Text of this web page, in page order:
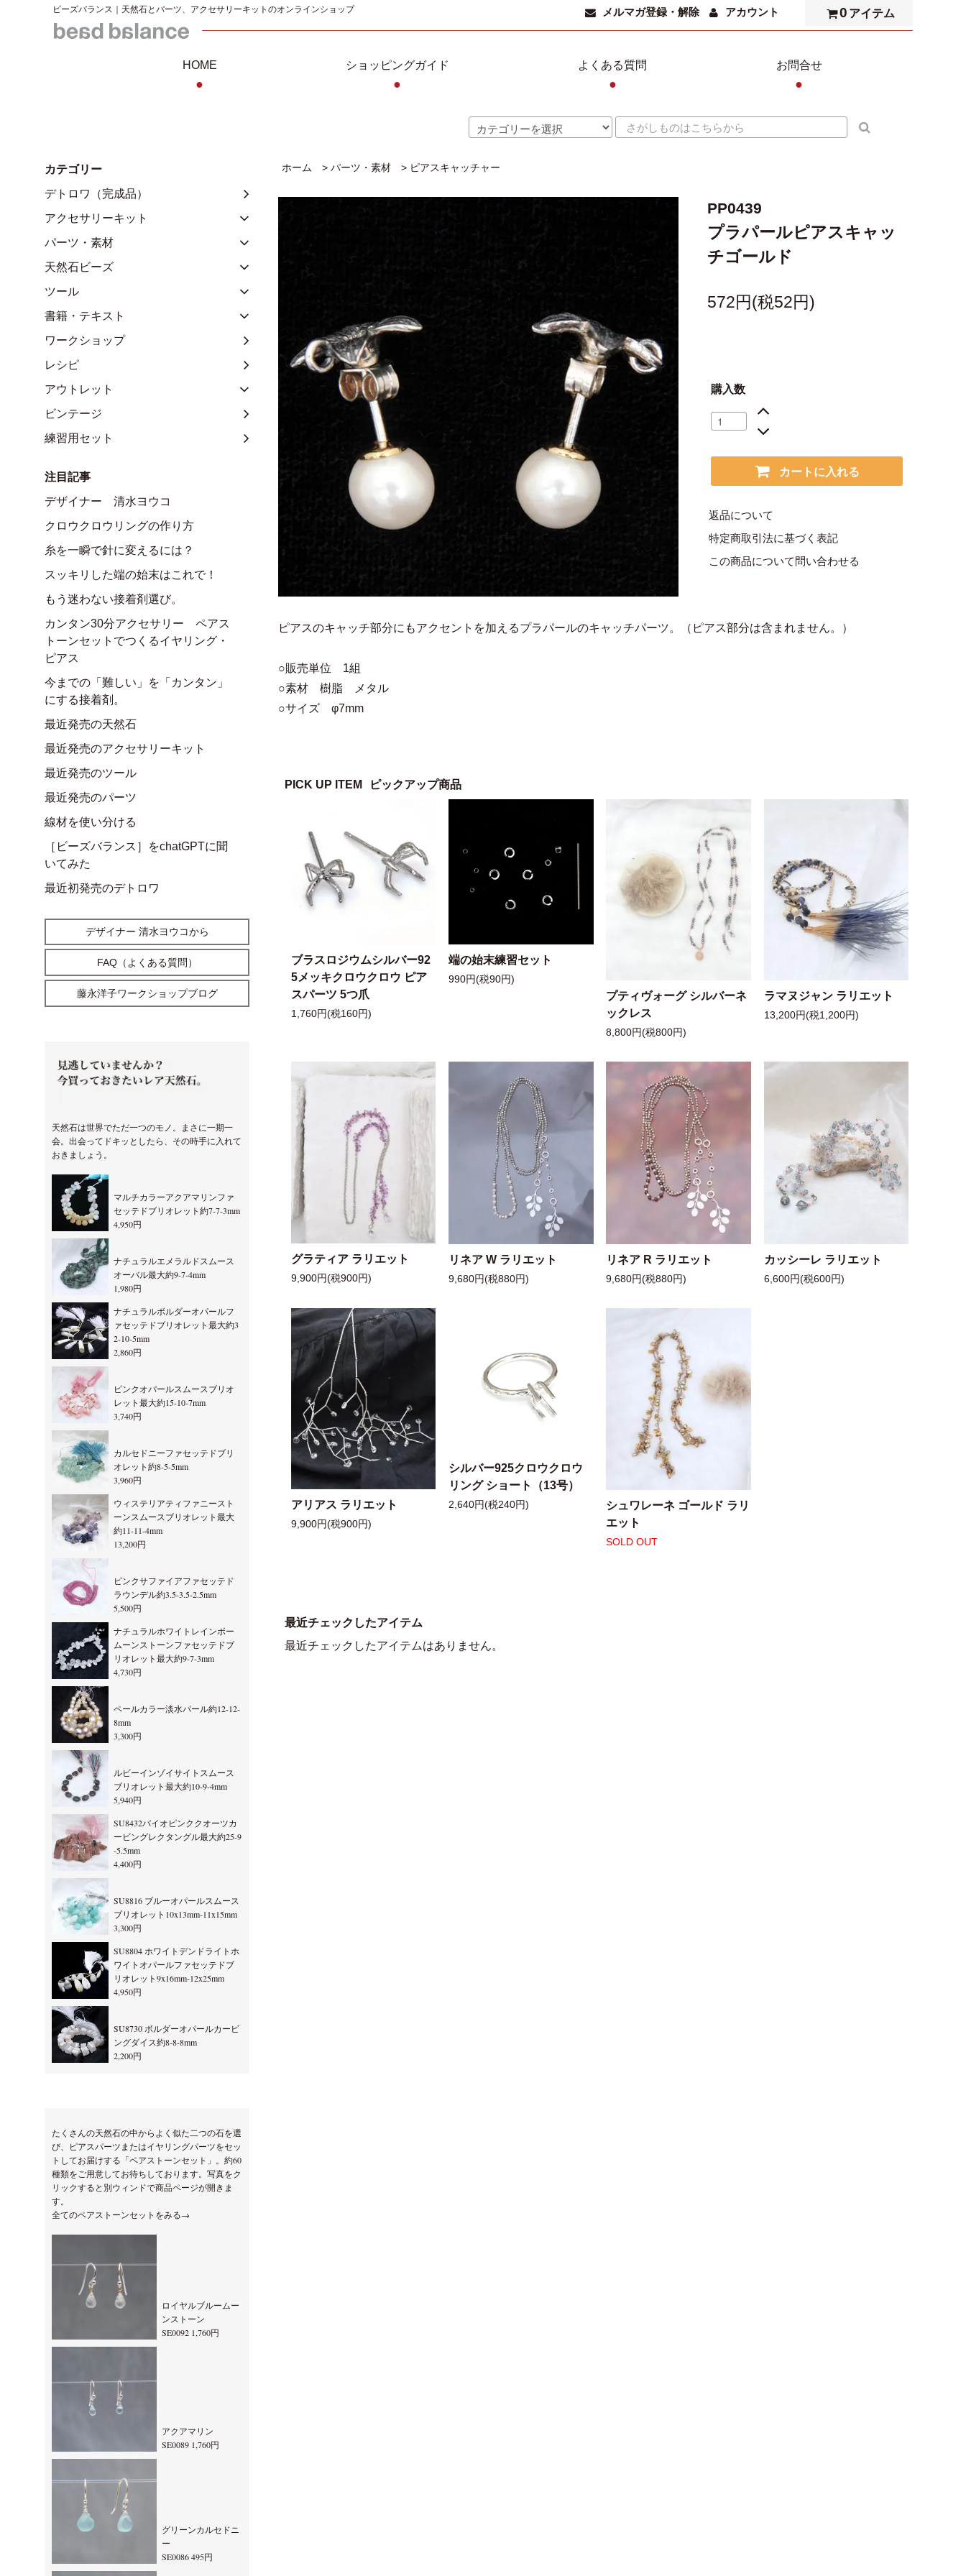
ビーズバランス｜天然石とパーツ、アクセサリーキットのオンラインショップ メルマガ登録・解除 アカウント 0 アイテム
HOME
●
ショッピングガイド
●
よくある質問
●
お問合せ
●
ホーム > パーツ・素材 > ピアスキャッチャー
PP0439
プラパールピアスキャッ
チゴールド
572円(税52円)
購入数
カートに入れる
返品について
特定商取引法に基づく表記
この商品について問い合わせる
ピアスのキャッチ部分にもアクセントを加えるプラパールのキャッチパーツ。（ピアス部分は含まれません。）
○販売単位 1組
○素材 樹脂 メタル
○サイズ φ7mm
PICK UP ITEM ピックアップ商品
ブラスロジウムシルバー92
5メッキクロウクロウ ピア
スパーツ 5つ爪
1,760円(税160円)
端の始末練習セット
990円(税90円)
プティヴォーグ シルバーネ
ックレス
8,800円(税800円)
ラマヌジャン ラリエット
13,200円(税1,200円)
グラティア ラリエット
9,900円(税900円)
リネア W ラリエット
9,680円(税880円)
リネア R ラリエット
9,680円(税880円)
カッシーレ ラリエット
6,600円(税600円)
アリアス ラリエット
9,900円(税900円)
シルバー925クロウクロウ
リング ショート（13号）
2,640円(税240円)
シュワレーネ ゴールド ラリ
エット
SOLD OUT
最近チェックしたアイテム
最近チェックしたアイテムはありません。
カテゴリー
デトロワ（完成品）
アクセサリーキット
パーツ・素材
天然石ビーズ
ツール
書籍・テキスト
ワークショップ
レシピ
アウトレット
ビンテージ
練習用セット
注目記事
デザイナー 清水ヨウコ
クロウクロウリングの作り方
糸を一瞬で針に変えるには？
スッキリした端の始末はこれで！
もう迷わない接着剤選び。
カンタン30分アクセサリー ペアス
トーンセットでつくるイヤリング・
ピアス
今までの「難しい」を「カンタン」
にする接着剤。
最近発売の天然石
最近発売のアクセサリーキット
最近発売のツール
最近発売のパーツ
線材を使い分ける
［ビーズバランス］をchatGPTに聞
いてみた
最近初発売のデトロワ
デザイナー 清水ヨウコから
FAQ（よくある質問）
藤永洋子ワークショップブログ
天然石は世界でただ一つのモノ。まさに一期一
会。出会ってドキッとしたら、その時手に入れて
おきましょう。
マルチカラーアクアマリンファ
セッテドブリオレット約7-7-3mm
4,950円
ナチュラルエメラルドスムース
オーバル最大約9-7-4mm
1,980円
ナチュラルボルダーオパールフ
ァセッテドブリオレット最大約3
2-10-5mm
2,860円
ピンクオパールスムースブリオ
レット最大約15-10-7mm
3,740円
カルセドニーファセッテドブリ
オレット約8-5-5mm
3,960円
ウィステリアティファニースト
ーンスムースブリオレット最大
約11-11-4mm
13,200円
ピンクサファイアファセッテド
ラウンデル約3.5-3.5-2.5mm
5,500円
ナチュラルホワイトレインボー
ムーンストーンファセッテドブ
リオレット最大約9-7-3mm
4,730円
ペールカラー淡水パール約12-12-
8mm
3,300円
ルビーインゾイサイトスムース
ブリオレット最大約10-9-4mm
5,940円
SU8432バイオピンククオーツカ
ービングレクタングル最大約25-9
-5.5mm
4,400円
SU8816 ブルーオパールスムース
ブリオレット10x13mm-11x15mm
3,300円
SU8804 ホワイトデンドライトホ
ワイトオパールファセッテドブ
リオレット9x16mm-12x25mm
4,950円
SU8730 ボルダーオパールカービ
ングダイス約8-8-8mm
2,200円
たくさんの天然石の中からよく似た二つの石を選
び、ピアスパーツまたはイヤリングパーツをセッ
トしてお届けする「ペアストーンセット」。約60
種類をご用意してお待ちしております。写真をク
リックすると別ウィンドで商品ページが開きま
す。
全てのペアストーンセットをみる→
ロイヤルブルームー
ンストーン
SE0092 1,760円
アクアマリン
SE0089 1,760円
グリーンカルセドニ
ー
SE0086 495円